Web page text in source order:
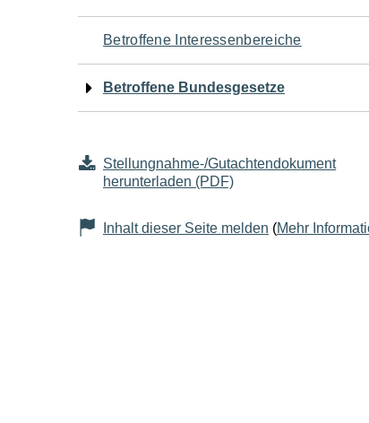
für
den
Seiteninhalt
Betroffene Interessenbereiche
Betroffene Bundesgesetze
Stellungnahme-/Gutachtendokument
herunterladen (PDF)
Inhalt dieser Seite melden (Mehr